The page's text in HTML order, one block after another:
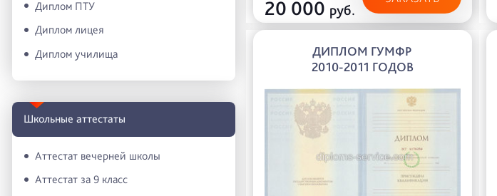
Диплом ПТУ
Диплом лицея
Диплом училища
Школьные аттестаты
Аттестат вечерней школы
Аттестат за 9 класс
20 000 руб.
ДИПЛОМ ГУМФР
2010-2011 ГОДОВ